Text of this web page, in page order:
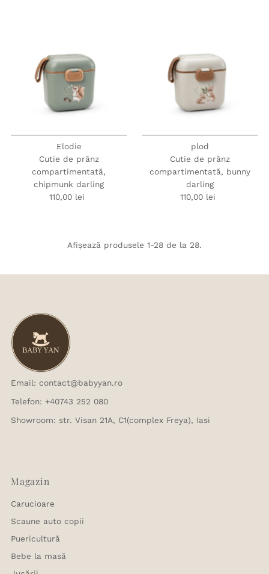
Elodie
Cutie de prânz
compartimentată,
chipmunk darling
Preț
110,00 lei
plod
Cutie de prânz
compartimentată, bunny
darling
Preț
110,00 lei
Afișează produsele 1-28 de la 28.
Email: contact@babyyan.ro
Telefon: +40743 252 080
Showroom: str. Visan 21A, C1(complex Freya), Iasi
Magazin
Carucioare
Scaune auto copii
Puericultură
Bebe la masă